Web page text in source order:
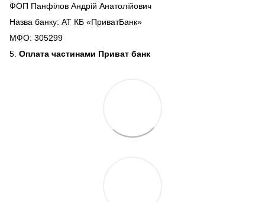
ФОП Панфілов Андрій Анатолійович
Назва банку: АТ КБ «ПриватБанк»
МФО: 305299
5. Оплата частинами Приват банк